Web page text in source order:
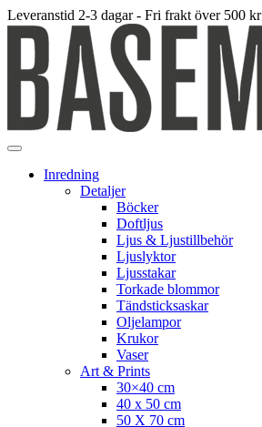
Leveranstid 2-3 dagar - Fri frakt över 500 kr
Inredning
Detaljer
Böcker
Doftljus
Ljus & Ljustillbehör
Ljuslyktor
Ljusstakar
Torkade blommor
Tändsticksaskar
Oljelampor
Krukor
Vaser
Art & Prints
30×40 cm
40 x 50 cm
50 X 70 cm